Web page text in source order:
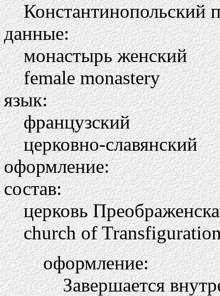
Константинопольский
данные:
монастырь женский
female monastery
язык:
французский
церковно-славянский
оформление:
состав:
церковь
church of
оформление:
Завершается